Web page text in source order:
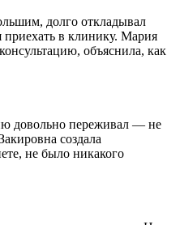
долго откладывал
приехать в клинику. Мария
объяснила, как
довольно переживал — не
создала
не было никакого